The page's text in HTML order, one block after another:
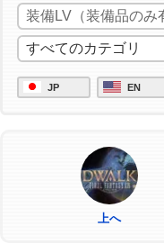
JP EN
上へ